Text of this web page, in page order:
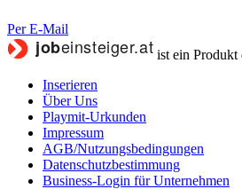
Per E-Mail
ist ein
Inserieren
Über Uns
Playmit-Urkunden
Impressum
AGB/Nutzungsbedingungen
Datenschutzbestimmung
Business-Login für Unternehmen